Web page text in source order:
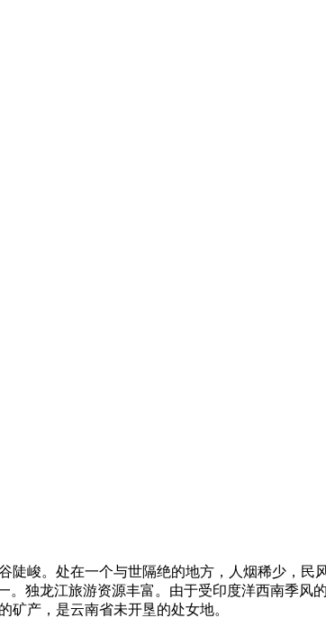
峻。处在一个与世隔绝的地方，人烟稀少，民
独龙江旅游资源丰富。由于受印度洋西南季风
产，是云南省未开垦的处女地。